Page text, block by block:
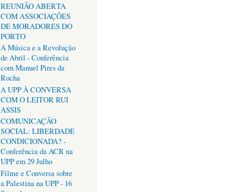
REUNIÃO ABERTA
COM ASSOCIAÇÕES
DE MORADORES DO
PORTO
A Música e a Revolução
de Abril - Conferência
com Manuel Pires da
Rocha
A UPP À CONVERSA
COM O LEITOR RUI
ASSIS
COMUNICAÇÃO
SOCIAL: LIBERDADE
CONDICIONADA? -
Conferência da ACR na
UPP em 29 Julho
Filme e Conversa sobre
a Palestina na UPP - 16